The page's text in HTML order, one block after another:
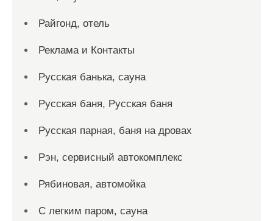
Райгонд, отель
Реклама и Контакты
Русская банька, сауна
Русская баня, Русская баня
Русская парная, баня на дровах
Рэн, сервисный автокомплекс
Рябиновая, автомойка
С легким паром, сауна